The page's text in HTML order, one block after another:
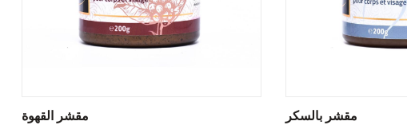
مقشر القهوة
مقشر بالسكر